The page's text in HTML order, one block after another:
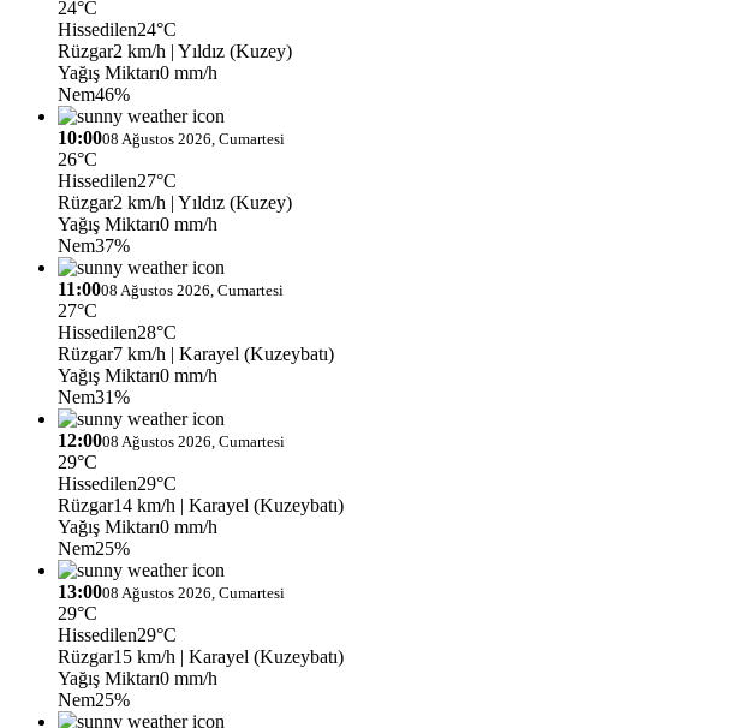
24°C
Hissedilen24°C
Rüzgar2 km/h | Yıldız (Kuzey)
Yağış Miktarı0 mm/h
Nem46%
10:0008 Ağustos 2026, Cumartesi
26°C
Hissedilen27°C
Rüzgar2 km/h | Yıldız (Kuzey)
Yağış Miktarı0 mm/h
Nem37%
11:0008 Ağustos 2026, Cumartesi
27°C
Hissedilen28°C
Rüzgar7 km/h | Karayel (Kuzeybatı)
Yağış Miktarı0 mm/h
Nem31%
12:0008 Ağustos 2026, Cumartesi
29°C
Hissedilen29°C
Rüzgar14 km/h | Karayel (Kuzeybatı)
Yağış Miktarı0 mm/h
Nem25%
13:0008 Ağustos 2026, Cumartesi
29°C
Hissedilen29°C
Rüzgar15 km/h | Karayel (Kuzeybatı)
Yağış Miktarı0 mm/h
Nem25%